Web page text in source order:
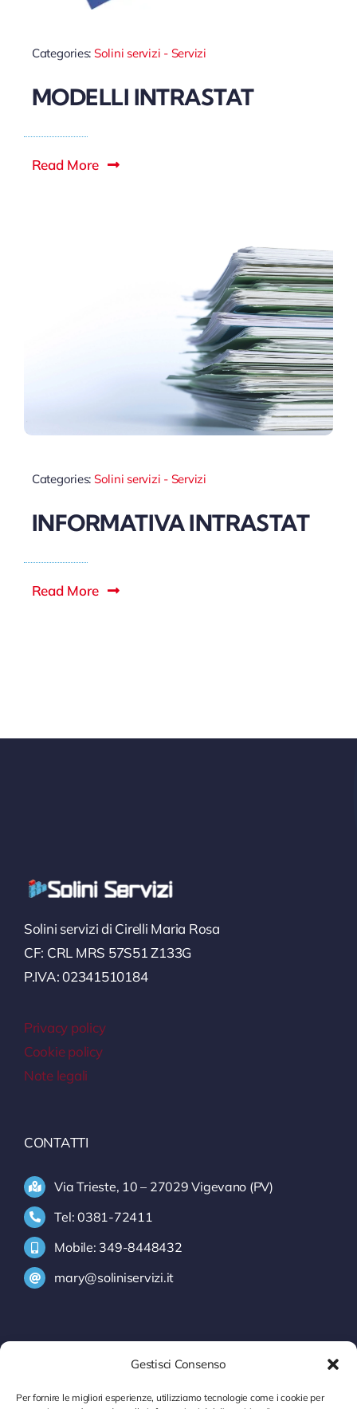
Gestisci Consenso
Per fornire le migliori esperienze, utilizziamo tecnologie come i cookie per
Categories: Solini servizi - Servizi
MODELLI INTRASTAT
Read More
Categories: Solini servizi - Servizi
INFORMATIVA INTRASTAT
Read More
Solini servizi di Cirelli Maria Rosa
CF: CRL MRS 57S51 Z133G
P.IVA: 02341510184
Privacy policy
Cookie policy
Note legali
CONTATTI
Via Trieste, 10 – 27029 Vigevano (PV)
Tel: 0381-72411
Mobile: 349-8448432
mary@soliniservizi.it
INFORMATIVA INTRASTAT